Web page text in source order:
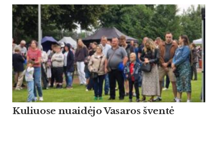
Kuliuose nuaidėjo Vasaros šventė